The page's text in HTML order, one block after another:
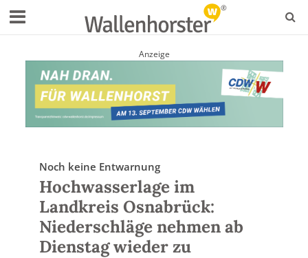
Anzeige
Noch keine Entwarnung
Hochwasserlage im
Landkreis Osnabrück:
Niederschläge nehmen ab
Dienstag wieder zu